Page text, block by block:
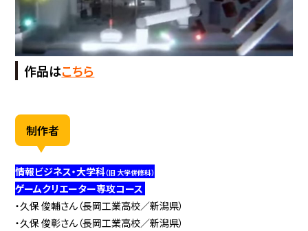
作品はこちら
制作者
情報ビジネス・大学科（旧 大学併修科）
ゲームクリエーター専攻コース
・久保 俊輔さん（長岡工業高校／新潟県）
・久保 俊彰さん（長岡工業高校／新潟県）